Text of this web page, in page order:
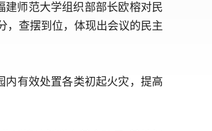
建师范大学组织部部长欧榕对民
，查摆到位，体现出会议的民主
内有效处置各类初起火灾，提高